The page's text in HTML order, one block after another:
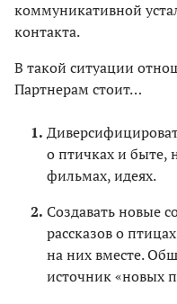
коммуникативной
контакта.
В такой ситуации
Партнерам стоит…
о птичках и быте,
фильмах, идеях.
Создавать новые
рассказов о
на них вместе.
источник «новых